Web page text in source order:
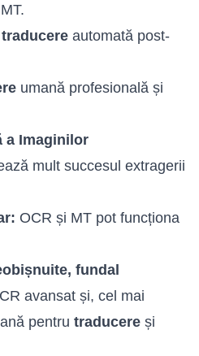
traducere automată post-
umană profesională și
a Imaginilor
mult succesul extragerii
OCR și MT pot funcționa
fundal
avansat și, cel mai
pentru traducere și